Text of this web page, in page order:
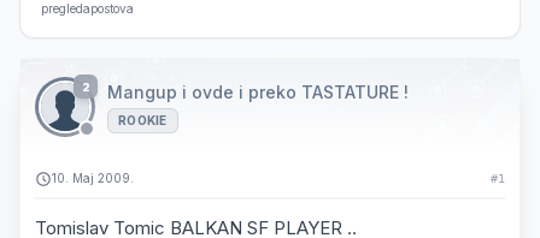
pregledapostova
2 Mangup i ovde i preko TASTATURE !
ROOKIE
10. Maj 2009. #1
Tomislav Tomic BALKAN SF PLAYER ..